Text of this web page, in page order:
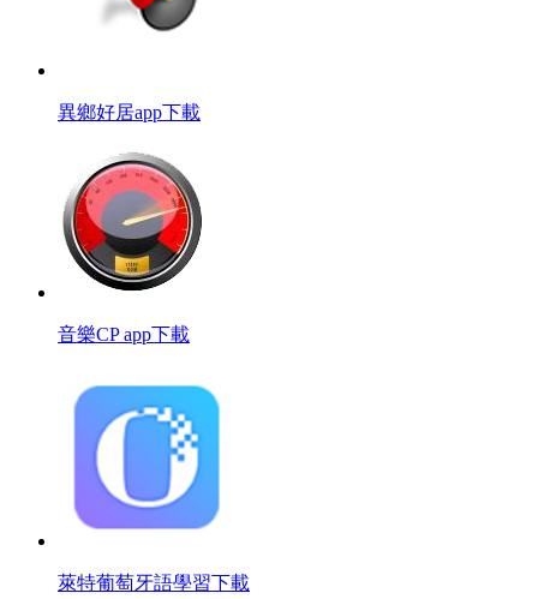
異鄉好居app下載
音樂CP app下載
萊特葡萄牙語學習下載